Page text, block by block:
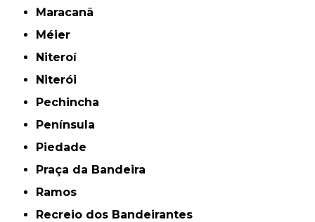
Maracanã
Méier
Niteroí
Niterói
Pechincha
Península
Piedade
Praça da Bandeira
Ramos
Recreio dos Bandeirantes